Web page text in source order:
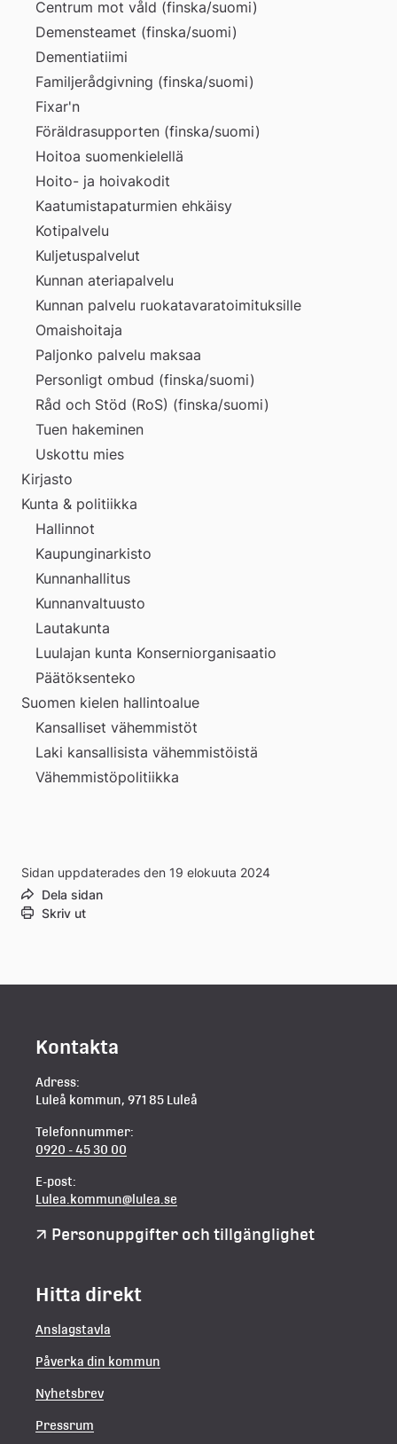
Centrum mot våld (finska/suomi)
Demensteamet (finska/suomi)
Dementiatiimi
Familjerådgivning (finska/suomi)
Fixar'n
Föräldrasupporten (finska/suomi)
Hoitoa suomenkielellä
Hoito- ja hoivakodit
Kaatumistapaturmien ehkäisy
Kotipalvelu
Kuljetuspalvelut
Kunnan ateriapalvelu
Kunnan palvelu ruokatavaratoimituksille
Omaishoitaja
Paljonko palvelu maksaa
Personligt ombud (finska/suomi)
Råd och Stöd (RoS) (finska/suomi)
Tuen hakeminen
Uskottu mies
Kirjasto
Kunta & politiikka
Hallinnot
Kaupunginarkisto
Kunnanhallitus
Kunnanvaltuusto
Lautakunta
Luulajan kunta Konserniorganisaatio
Päätöksenteko
Suomen kielen hallintoalue
Kansalliset vähemmistöt
Laki kansallisista vähemmistöistä
Vähemmistöpolitiikka
Sidan uppdaterades den 19 elokuuta 2024
Dela sidan
Skriv ut
Kontakta
Adress:
Luleå kommun, 971 85 Luleå
Telefonnummer:
0920 - 45 30 00
E-post:
Lulea.kommun@lulea.se
Personuppgifter och tillgänglighet
Hitta direkt
Anslagstavla
Påverka din kommun
Nyhetsbrev
Pressrum